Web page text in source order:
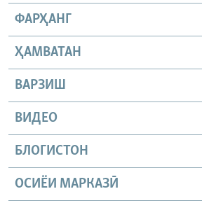
ФАРҲАНГ
ҲАМВАТАН
ВАРЗИШ
ВИДЕО
БЛОГИСТОН
ОСИЁИ МАРКАЗӢ